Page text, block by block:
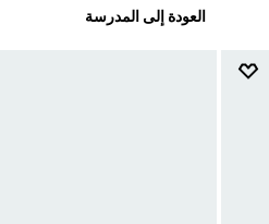
العودة إلى المدرسة